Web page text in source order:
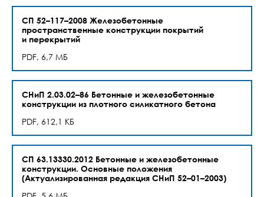
СП 52–117–2008 Железобетонные
пространственные конструкции покрытий
и перекрытий
PDF, 6,7 МБ
СНиП 2.03.02–86 Бетонные и железобетонные
конструкции из плотного силикатного бетона
PDF, 612,1 КБ
СП 63.13330.2012 Бетонные и железобетонные
конструкции. Основные положения
(Актуализированная редакция СНиП 52–01–2003)